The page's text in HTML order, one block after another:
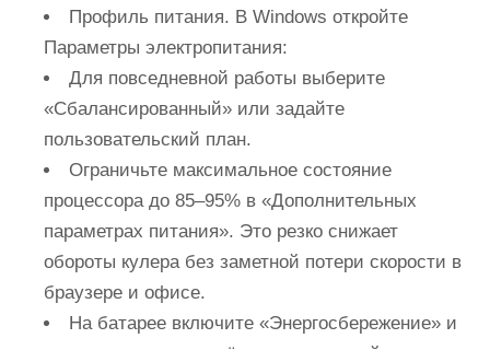
Профиль питания. В Windows откройте
Параметры электропитания:
Для повседневной работы выберите
«Сбалансированный» или задайте
пользовательский план.
Ограничьте максимальное состояние
процессора до 85–95% в «Дополнительных
параметрах питания». Это резко снижает
обороты кулера без заметной потери скорости в
браузере и офисе.
На батарее включите «Энергосбережение» и